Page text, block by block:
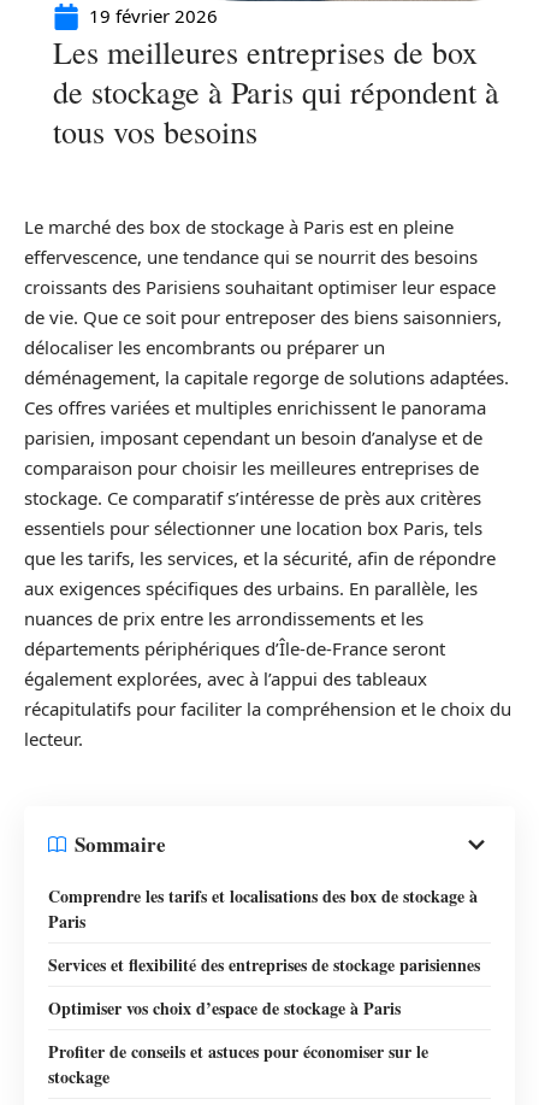
19 février 2026
Les meilleures entreprises de box
de stockage à Paris qui répondent à
tous vos besoins
Le marché des box de stockage à Paris est en pleine
effervescence, une tendance qui se nourrit des besoins
croissants des Parisiens souhaitant optimiser leur espace
de vie. Que ce soit pour entreposer des biens saisonniers,
délocaliser les encombrants ou préparer un
déménagement, la capitale regorge de solutions adaptées.
Ces offres variées et multiples enrichissent le panorama
parisien, imposant cependant un besoin d’analyse et de
comparaison pour choisir les meilleures entreprises de
stockage. Ce comparatif s’intéresse de près aux critères
essentiels pour sélectionner une location box Paris, tels
que les tarifs, les services, et la sécurité, afin de répondre
aux exigences spécifiques des urbains. En parallèle, les
nuances de prix entre les arrondissements et les
départements périphériques d’Île-de-France seront
également explorées, avec à l’appui des tableaux
récapitulatifs pour faciliter la compréhension et le choix du
lecteur.
Sommaire
Comprendre les tarifs et localisations des box de stockage à
Paris
Services et flexibilité des entreprises de stockage parisiennes
Optimiser vos choix d’espace de stockage à Paris
Profiter de conseils et astuces pour économiser sur le
stockage